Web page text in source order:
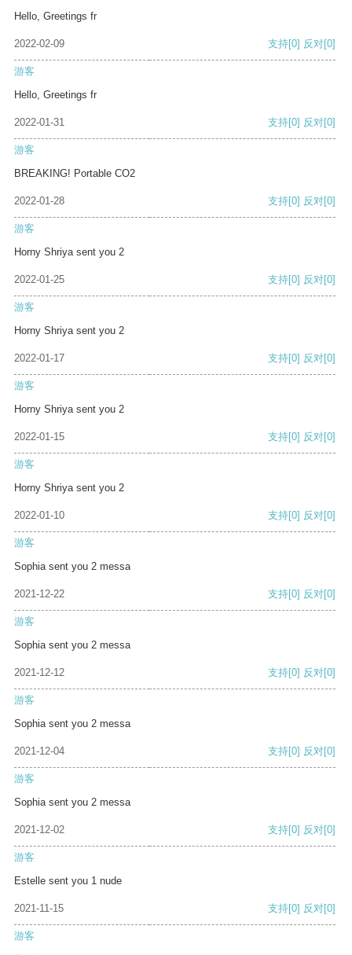
Hello, Greetings fr
2022-02-09 支持[0] 反对[0]
游客
Hello, Greetings fr
2022-01-31 支持[0] 反对[0]
游客
BREAKING! Portable CO2
2022-01-28 支持[0] 反对[0]
游客
Horny Shriya sent you 2
2022-01-25 支持[0] 反对[0]
游客
Horny Shriya sent you 2
2022-01-17 支持[0] 反对[0]
游客
Horny Shriya sent you 2
2022-01-15 支持[0] 反对[0]
游客
Horny Shriya sent you 2
2022-01-10 支持[0] 反对[0]
游客
Sophia sent you 2 messa
2021-12-22 支持[0] 反对[0]
游客
Sophia sent you 2 messa
2021-12-12 支持[0] 反对[0]
游客
Sophia sent you 2 messa
2021-12-04 支持[0] 反对[0]
游客
Sophia sent you 2 messa
2021-12-02 支持[0] 反对[0]
游客
Estelle sent you 1 nude
2021-11-15 支持[0] 反对[0]
游客